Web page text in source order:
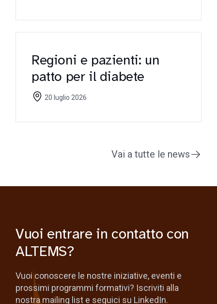
Regioni e pazienti: un
patto per il diabete
20 luglio 2026
Vai a tutte le news
Vuoi entrare in contatto con
ALTEMS?
Vuoi conoscere le nostre iniziative, eventi e
prossimi programmi formativi? Iscriviti alla
nostra mailing list e seguici su LinkedIn.